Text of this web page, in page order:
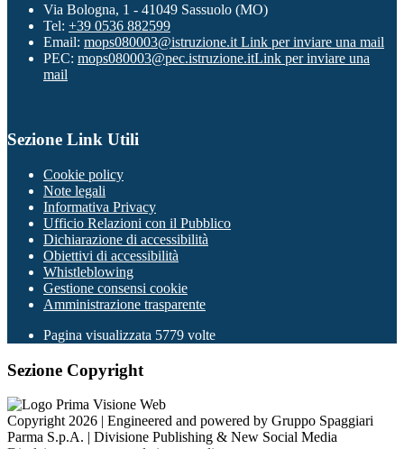
Via Bologna, 1 - 41049 Sassuolo (MO)
Tel: +39 0536 882599
Email: mops080003@istruzione.it Link per inviare una mail
PEC: mops080003@pec.istruzione.itLink per inviare una
mail
Sezione Link Utili
Cookie policy
Note legali
Informativa Privacy
Ufficio Relazioni con il Pubblico
Dichiarazione di accessibilità
Obiettivi di accessibilità
Whistleblowing
Gestione consensi cookie
Amministrazione trasparente
Pagina visualizzata 5779 volte
Sezione Copyright
Copyright 2026 | Engineered and powered by Gruppo Spaggiari
Parma S.p.A. | Divisione Publishing & New Social Media